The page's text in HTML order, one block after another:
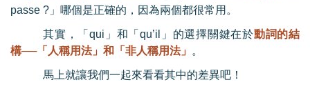
passe ? 」 哪個是正確的，因為兩個都很常用。
其實，「qui 」和「qu’il 」的選擇關鍵在於動詞的結
構──「 人稱用法」和「非人稱用法」 。
馬上就讓我們一起來看看其中的差異吧！